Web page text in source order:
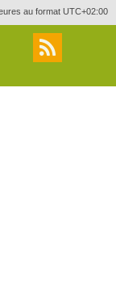
r
c
r
au format UTC+02:00